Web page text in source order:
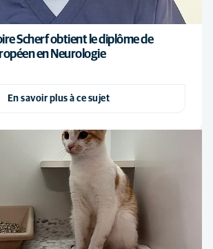
Scherf obtient le diplôme de
en Neurologie
En savoir plus à ce sujet